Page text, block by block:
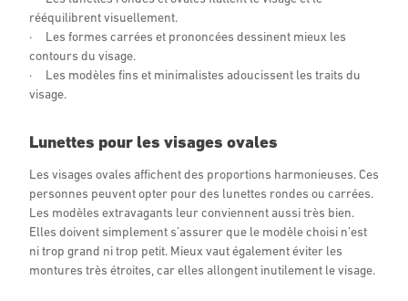
rééquilibrent visuellement.
· Les formes carrées et prononcées dessinent mieux les
contours du visage.
· Les modèles fins et minimalistes adoucissent les traits du
visage.
Lunettes pour les visages ovales
Les visages ovales affichent des proportions harmonieuses. Ces
personnes peuvent opter pour des lunettes rondes ou carrées.
Les modèles extravagants leur conviennent aussi très bien.
Elles doivent simplement s’assurer que le modèle choisi n’est
ni trop grand ni trop petit. Mieux vaut également éviter les
montures très étroites, car elles allongent inutilement le visage.